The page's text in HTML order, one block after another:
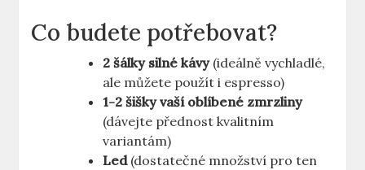
Co budete potřebovat?
2⁤ šálky silné kávy(ideálně vychladlé,
ale ⁤můžete použít i espresso)
1-2 šišky vaší oblíbené zmrzliny
(dávejte přednost kvalitním
variantám)
Led(dostatečné množství pro ten